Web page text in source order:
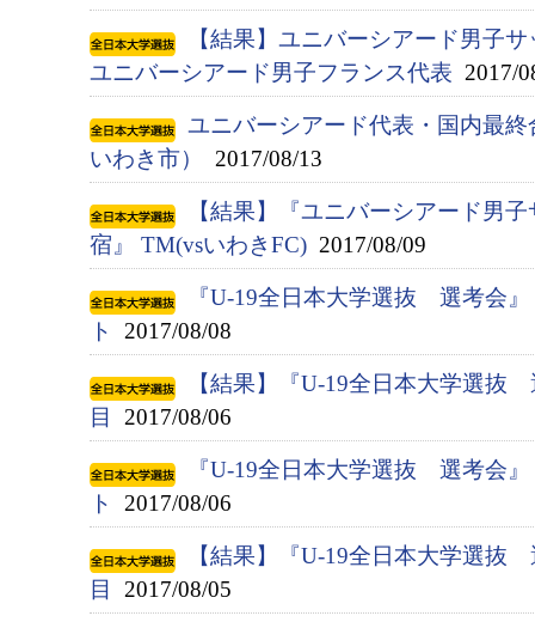
【結果】ユニバーシアード男
ユニバーシアード男子フランス代表 2017/
ユニバーシアード代表・国内最
いわき市）
2017/08/13
【結果】『ユニバーシアード男
宿』 TM(vsいわきFC) 2017/08/09
『U-19全日本大学選抜 選考会
ト
2017/08/08
【結果】『U-19全日本大学選
目
2017/08/06
『U-19全日本大学選抜 選考会
ト
2017/08/06
【結果】『U-19全日本大学選
目
2017/08/05